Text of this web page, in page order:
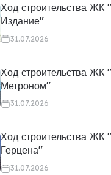
Ход строительства ЖК
Издание"
31.07.2026
Ход строительства ЖК
Метроном"
31.07.2026
Ход строительства ЖК
Герцена"
31.07.2026